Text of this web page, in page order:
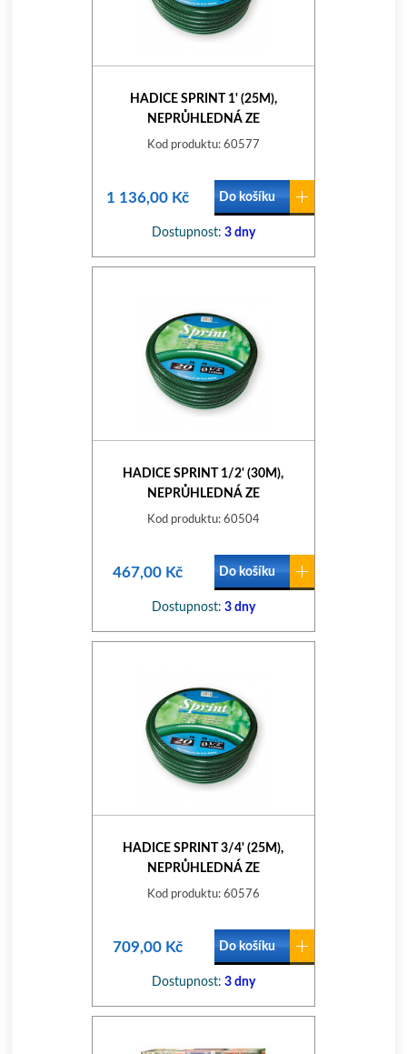
HADICE SPRINT 1' (25M),
NEPRŮHLEDNÁ ZE
Kod produktu: 60577
1 136,00 Kč Do košíku
Dostupnost: 3 dny
HADICE SPRINT 1/2' (30M),
NEPRŮHLEDNÁ ZE
Kod produktu: 60504
467,00 Kč Do košíku
Dostupnost: 3 dny
HADICE SPRINT 3/4' (25M),
NEPRŮHLEDNÁ ZE
Kod produktu: 60576
709,00 Kč Do košíku
Dostupnost: 3 dny